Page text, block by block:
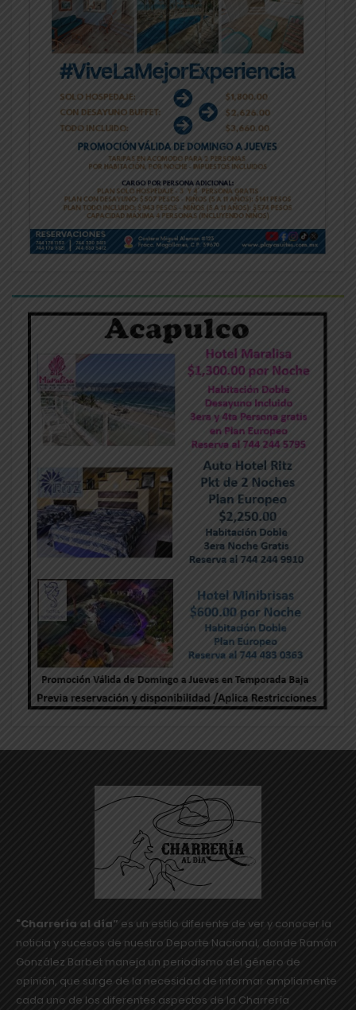
"Charrería al día” es un estilo diferente de ver y conocer la
noticia y sucesos de nuestro Deporte Nacional, donde Ramón
González Barbet maneja un periodismo del género de
opinión, que surge de la necesidad de informar ampliamente
cada uno de los diferentes aspectos de la Charrería